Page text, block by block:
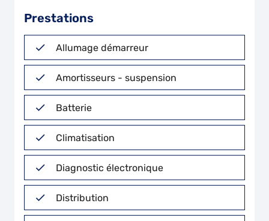
Prestations
Allumage démarreur
Amortisseurs - suspension
Batterie
Climatisation
Diagnostic électronique
Distribution